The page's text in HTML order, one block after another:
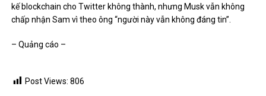
kế blockchain cho Twitter không thành, nhưng Musk vẫn không
chấp nhận Sam vì theo ông “người này vẫn không đáng tin”.
– Quảng cáo –
Post Views: 806